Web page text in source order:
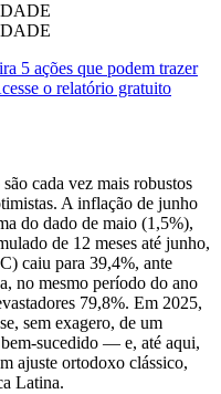
5 ações que podem trazer
o relatório gratuito
cada vez mais robustos
A inflação de junho
do dado de maio (1,5%),
de 12 meses até junho,
caiu para 39,4%, ante
no mesmo período do ano
79,8%. Em 2025,
sem exagero, de um
sucedido — e, até aqui,
ajuste ortodoxo clássico,
Latina.